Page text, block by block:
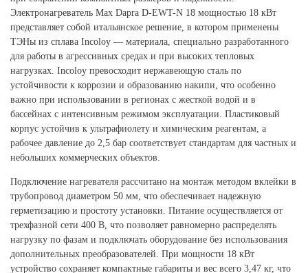
Электронагреватель Max Dapra D-EWT-N 18 мощностью 18 кВт
представляет собой итальянское решение, в котором применены
ТЭНы из сплава Incoloy — материала, специально разработанного
для работы в агрессивных средах и при высоких тепловых
нагрузках. Incoloy превосходит нержавеющую сталь по
устойчивости к коррозии и образованию накипи, что особенно
важно при использовании в регионах с жесткой водой и в
бассейнах с интенсивным режимом эксплуатации. Пластиковый
корпус устойчив к ультрафиолету и химическим реагентам, а
рабочее давление до 2,5 бар соответствует стандартам для частных и
небольших коммерческих объектов.
Подключение нагревателя рассчитано на монтаж методом вклейки в
трубопровод диаметром 50 мм, что обеспечивает надежную
герметизацию и простоту установки. Питание осуществляется от
трехфазной сети 400 В, что позволяет равномерно распределять
нагрузку по фазам и подключать оборудование без использования
дополнительных преобразователей. При мощности 18 кВт
устройство сохраняет компактные габариты и вес всего 3,47 кг, что